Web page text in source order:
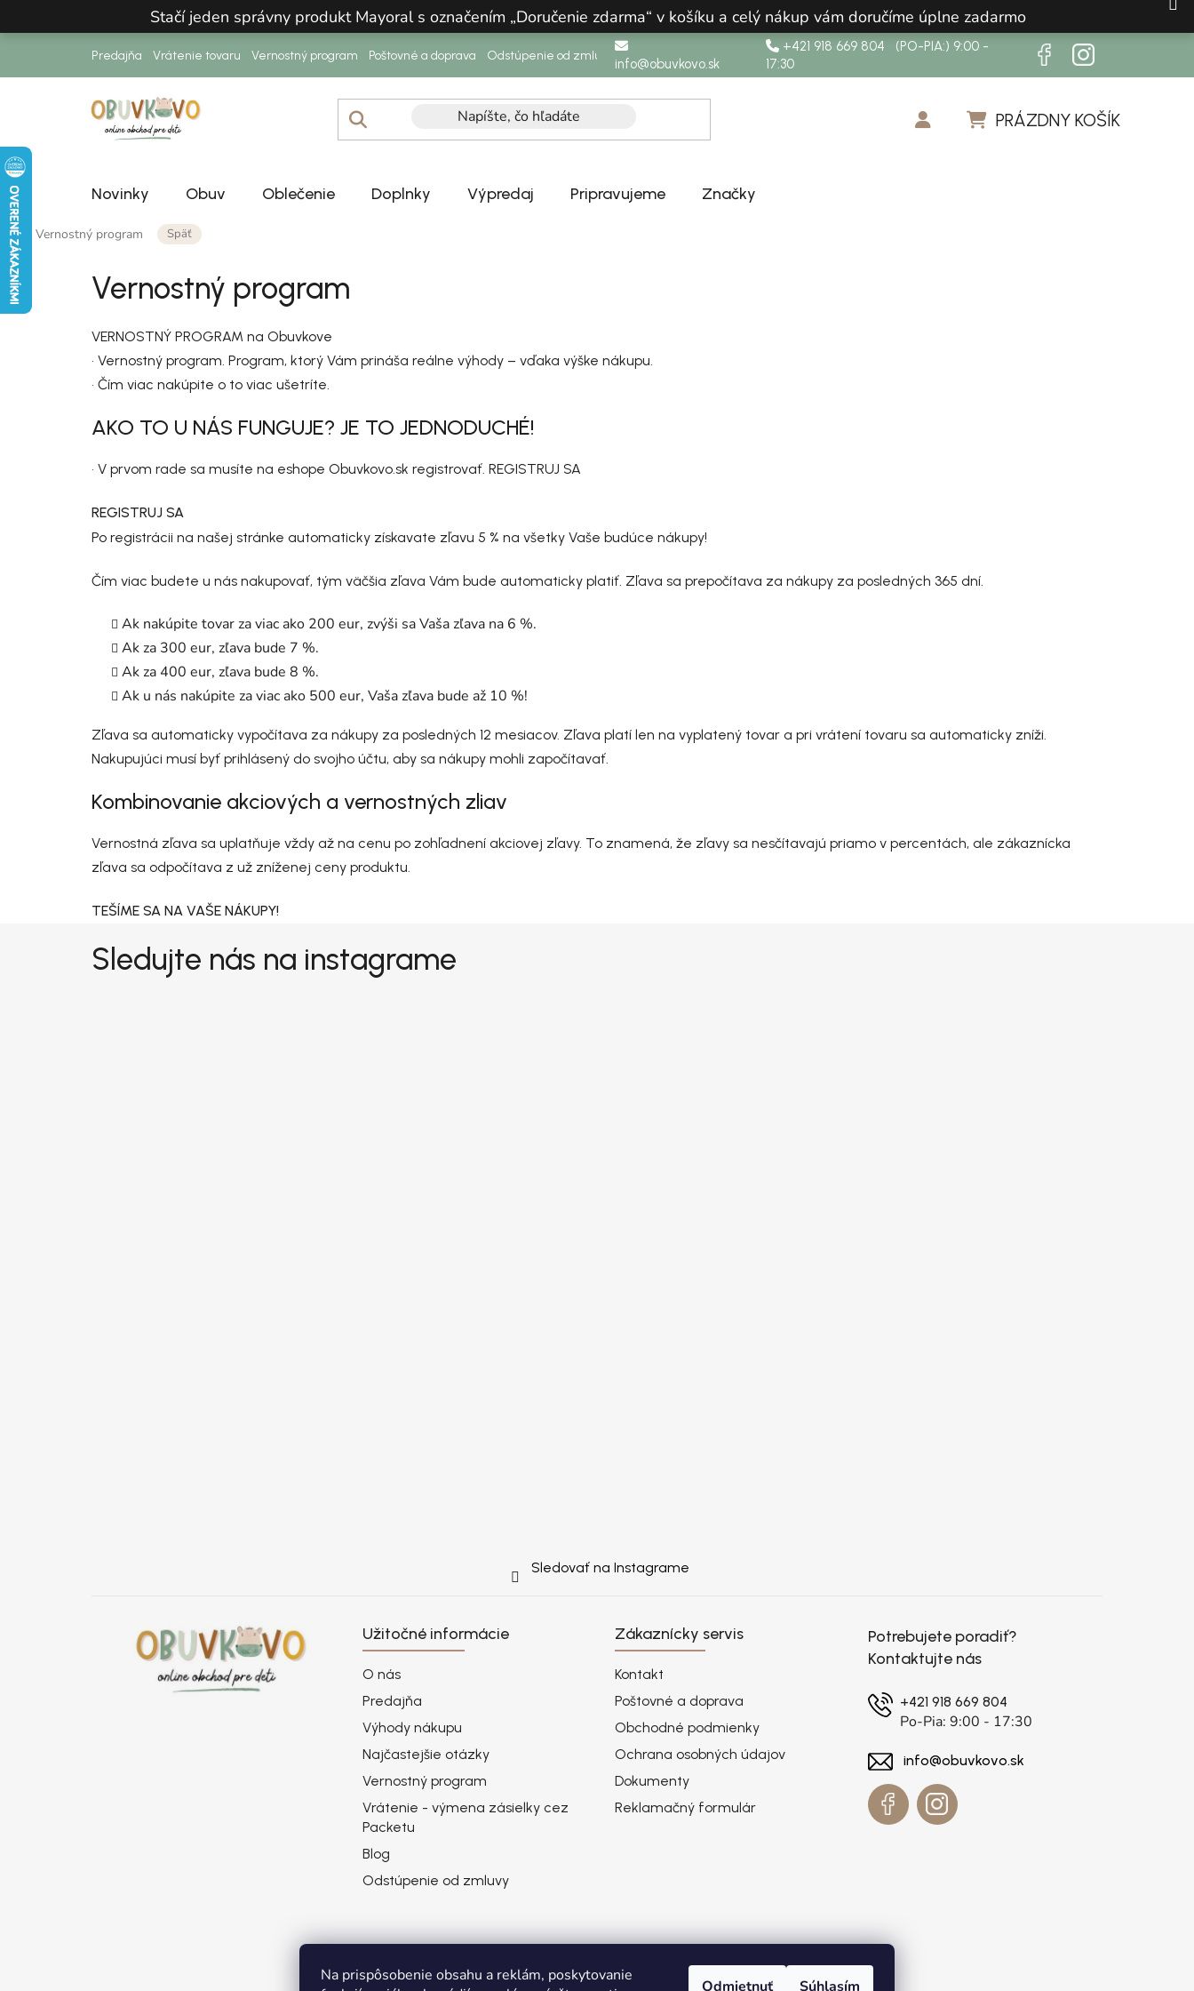
Na prispôsobenie obsahu a reklám, poskytovanie
Odmietnuť Súhlasím
Stačí jeden správny produkt Mayoral s označením „Doručenie zdarma“ v košíku a celý nákup vám doručíme úplne zadarmo
Predajňa Vrátenie tovaru Vernostný program Poštovné a doprava Odstúpenie od zmluvy info@obuvkovo.sk
+421 918 669 804 (PO-PIA:) 9:00 -
17:30
PRÁZDNY KOŠÍK
Novinky Obuv Oblečenie Doplnky Výpredaj Pripravujeme Značky
Domov
Vernostný program Späť
Vernostný program
VERNOSTNÝ PROGRAM na Obuvkove
• Vernostný program. Program, ktorý Vám prináša reálne výhody – vďaka výške nákupu.
• Čím viac nakúpite o to viac ušetríte.
AKO TO U NÁS FUNGUJE? JE TO JEDNODUCHÉ!
• V prvom rade sa musíte na eshope Obuvkovo.sk registrovať. REGISTRUJ SA
REGISTRUJ SA
Po registrácii na našej stránke automaticky získavate zľavu 5 % na všetky Vaše budúce nákupy!
Čím viac budete u nás nakupovať, tým väčšia zľava Vám bude automaticky platiť. Zľava sa prepočítava za nákupy za posledných 365 dní.
Ak nakúpite tovar za viac ako 200 eur, zvýši sa Vaša zľava na 6 %.
Ak za 300 eur, zľava bude 7 %.
Ak za 400 eur, zľava bude 8 %.
Ak u nás nakúpite za viac ako 500 eur, Vaša zľava bude až 10 %!
Zľava sa automaticky vypočítava za nákupy za posledných 12 mesiacov. Zľava platí len na vyplatený tovar a pri vrátení tovaru sa automaticky zníži.
Nakupujúci musí byť prihlásený do svojho účtu, aby sa nákupy mohli započítavať.
Kombinovanie akciových a vernostných zliav
Vernostná zľava sa uplatňuje vždy až na cenu po zohľadnení akciovej zľavy. To znamená, že zľavy sa nesčítavajú priamo v percentách, ale zákaznícka
zľava sa odpočítava z už zníženej ceny produktu.
TEŠÍME SA NA VAŠE NÁKUPY!
Sledujte nás na instagrame
Sledovať na Instagrame
Užitočné informácie
O nás
Predajňa
Výhody nákupu
Najčastejšie otázky
Vernostný program
Vrátenie - výmena zásielky cez
Packetu
Blog
Odstúpenie od zmluvy
Zákaznícky servis
Kontakt
Poštovné a doprava
Obchodné podmienky
Ochrana osobných údajov
Dokumenty
Reklamačný formulár
Potrebujete poradiť?
Kontaktujte nás
+421 918 669 804
Po-Pia: 9:00 - 17:30
info@obuvkovo.sk